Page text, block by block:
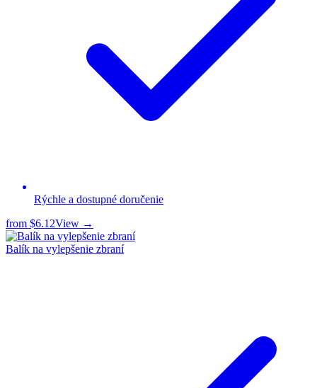
Rýchle a dostupné doručenie
from $6.12View →
Balík na vylepšenie zbraní